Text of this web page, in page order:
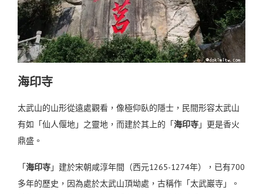
海印寺
太武山的山形從遠處觀看，像極仰臥的隱士，民間形容太武山
有如「仙人偃地」之靈地，而建於其上的「海印寺」更是香火
鼎盛。
「海印寺」建於宋朝咸淳年間（西元1265-1274年），已有700
多年的歷史，因為處於太武山頂坳處，古稱作「太武巖寺」。